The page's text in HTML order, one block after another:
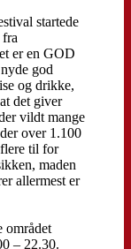
startede
er en GOD
god
og drikke,
det giver
vildt mange
over 1.100
til for
maden
allermest er
området
– 22.30.